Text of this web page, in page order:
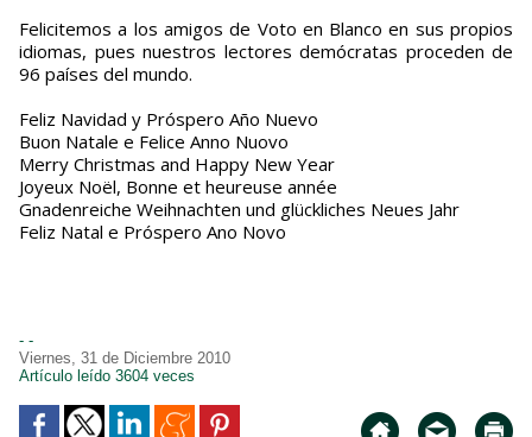
Felicitemos a los amigos de Voto en Blanco en sus propios
idiomas, pues nuestros lectores demócratas proceden de
96 países del mundo.
Feliz Navidad y Próspero Año Nuevo
Buon Natale e Felice Anno Nuovo
Merry Christmas and Happy New Year
Joyeux Noël, Bonne et heureuse année
Gnadenreiche Weihnachten und glückliches Neues Jahr
Feliz Natal e Próspero Ano Novo
- -
Viernes, 31 de Diciembre 2010
Artículo leído 3604 veces